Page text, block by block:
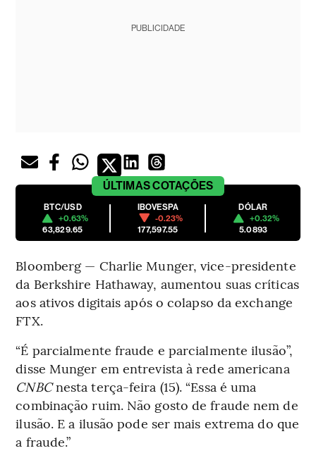
PUBLICIDADE
ÚLTIMASCOTAÇÕES
BTC/USD
+0.63%
63,829.65
IBOVESPA
-0.23%
177,597.55
DÓLAR
+0.32%
5.0893
Bloomberg — Charlie Munger, vice-presidente
da Berkshire Hathaway, aumentou suas críticas
aos ativos digitais após o colapso da exchange
FTX.
“É parcialmente fraude e parcialmente ilusão”,
disse Munger em entrevista à rede americana
CNBCnesta terça-feira (15). “Essa é uma
combinação ruim. Não gosto de fraude nem de
ilusão. E a ilusão pode ser mais extrema do que
a fraude.”